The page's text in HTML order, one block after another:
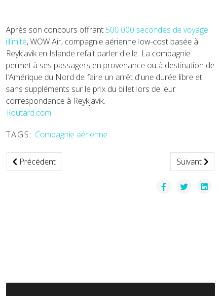
Après son concours offrant 500 000 secondes de voyage
illimité, WOW Air, compagnie aérienne low-cost basée à
Reykjavik en Islande refait parler d'elle. La compagnie
permet à ses passagers en provenance ou à destination de
l'Amérique du Nord de faire un arrêt d'une durée libre et
sans suppléments sur le prix du billet lors de leur
correspondance à Reykjavik.
Routard.com
TAGS: Compagnie aérienne
Article précédent : La navette autonome Navya testée en
Précédent Article
Suivant